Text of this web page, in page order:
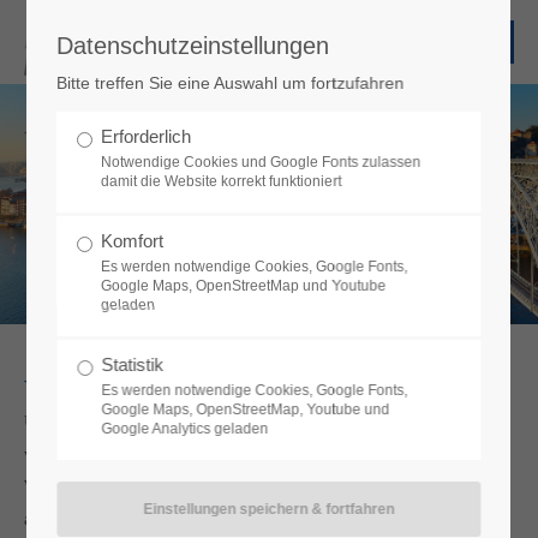
We move your show!
Wir helfen – aus innerer Überzeugung
Unsere Geschäftstätigkeit hat Auswirkungen auf unser
wirtschaftliches Umfeld, unsere Mitarbeiter und unsere Umwelt.
Wir sind uns dieser unternehmerischen Verpflichtung bewusst -
aus unserem Selbstverständnis leitet sich unser Handeln ab. So
Datenschutzeinstellungen
Bitte treffen Sie eine Auswahl um fortzufahren
Erforderlich
Notwendige Cookies und Google Fonts zulassen
damit die Website korrekt funktioniert
Komfort
Es werden notwendige Cookies, Google Fonts,
Google Maps, OpenStreetMap und Youtube
geladen
Statistik
Es werden notwendige Cookies, Google Fonts,
Google Maps, OpenStreetMap, Youtube und
Google Analytics geladen